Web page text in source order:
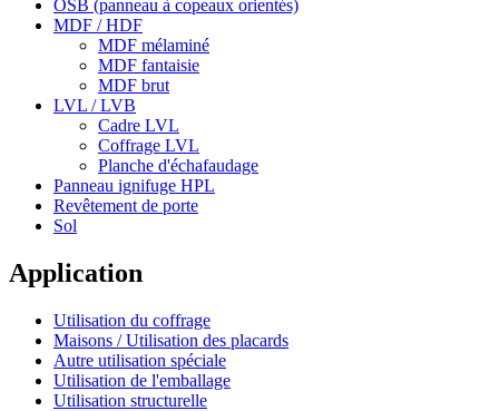
OSB (panneau à copeaux orientés)
MDF / HDF
MDF mélaminé
MDF fantaisie
MDF brut
LVL / LVB
Cadre LVL
Coffrage LVL
Planche d'échafaudage
Panneau ignifuge HPL
Revêtement de porte
Sol
Application
Utilisation du coffrage
Maisons / Utilisation des placards
Autre utilisation spéciale
Utilisation de l'emballage
Utilisation structurelle